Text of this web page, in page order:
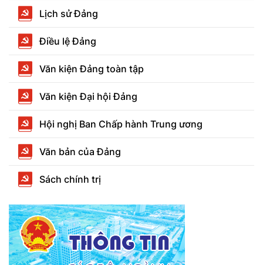
Lịch sử Đảng
Điều lệ Đảng
Văn kiện Đảng toàn tập
Văn kiện Đại hội Đảng
Hội nghị Ban Chấp hành Trung ương
Văn bản của Đảng
Sách chính trị